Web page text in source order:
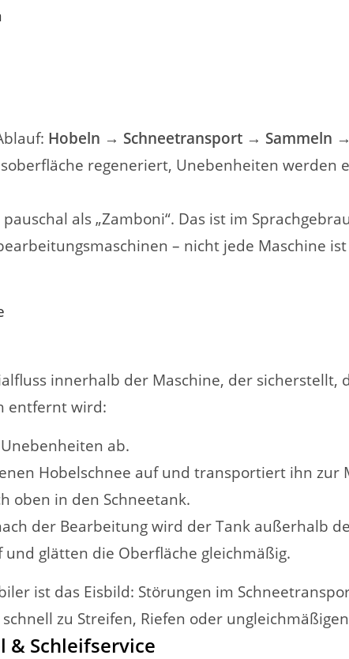
Hobeln → Schneetransport → Sammeln
regeneriert, Unebenheiten werden
als „Zamboni“. Das ist im
– nicht jede Maschine
innerhalb der Maschine, der sicherstellt,
entfernt wird:
ab.
Hobelschnee auf und transportiert ihn zur
oben in den Schneetank.
der Bearbeitung wird der Tank außerhalb
und glätten die Oberfläche gleichmäßig.
ist das Eisbild: Störungen im
zu Streifen, Riefen oder
& Schleifservice